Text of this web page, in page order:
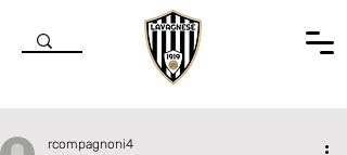
rcompagnoni4